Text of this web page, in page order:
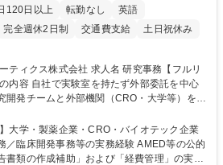
120日以上 転勤なし
英語
完全週休2日制 交通費支給 土日祝休み
社 求人名 研究事務【フルリ
開発チームと外部機関（CRO・大学等）をつ
・予算管理などの研究事務全般をお任せしま
・議事録作成 ■研究報告書、試験関連資料、
■研究開発の進捗・タイムライン・予算執行
大学・製薬企業・CRO・バイオテック企業
／臨床開発事務等の実務経験 AMED等の公的
書類の作成補助」および「経費管理」の実務